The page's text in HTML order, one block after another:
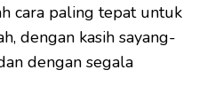
cara paling tepat untuk
dengan kasih sayang-
dengan segala